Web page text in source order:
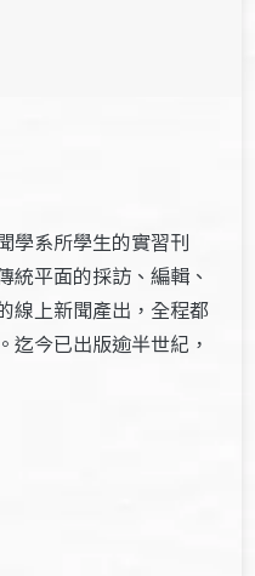
學系所學生的實習刊
統平面的採訪、編輯、
線上新聞產出，全程都
迄今已出版逾半世紀，